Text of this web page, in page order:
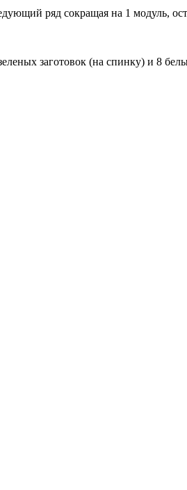
ряд сокращая на 1 модуль,
заготовок (на спинку) и 8